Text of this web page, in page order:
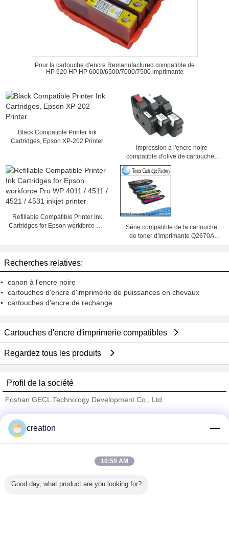
Pour la cartouche d'encre Remanufactured compatible de
HP 920 HP HP 6000/6500/7000/7500 imprimante
Black Compatible Printer Ink
Cartridges, Epson XP-202 Printer
impression à l'encre noire
compatible d'olive de cartouches
pour l'identification Pritner de câble
Refillable Compatible Printer Ink
Cartridges for Epson workforce Pro
Série compatible de la cartouche
de toner d'imprimante Q2670A
Recherches relatives:
canon à l'encre noire
cartouches d'encre d'imprimerie de puissances en chevaux
cartouches d'encre de rechange
Cartouches d'encre d'imprimerie compatibles
Regardez tous les produits
Profil de la société
Foshan GECL Technology Development Co., Ltd
Trust Seal
Tous les produits
creation
10:50 AM
Good day, what product are you looking for?